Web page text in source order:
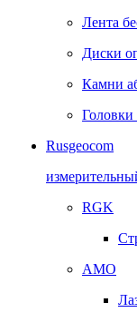
Лента
Диски
Камни
Головки
Rusgeocom
RGK
AMO